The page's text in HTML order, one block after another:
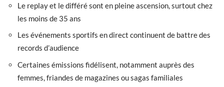
Le replay et le différé sont en pleine ascension, surtout chez
les moins de 35 ans
Les événements sportifs en direct continuent de battre des
records d’audience
Certaines émissions fidélisent, notamment auprès des
femmes, friandes de magazines ou sagas familiales